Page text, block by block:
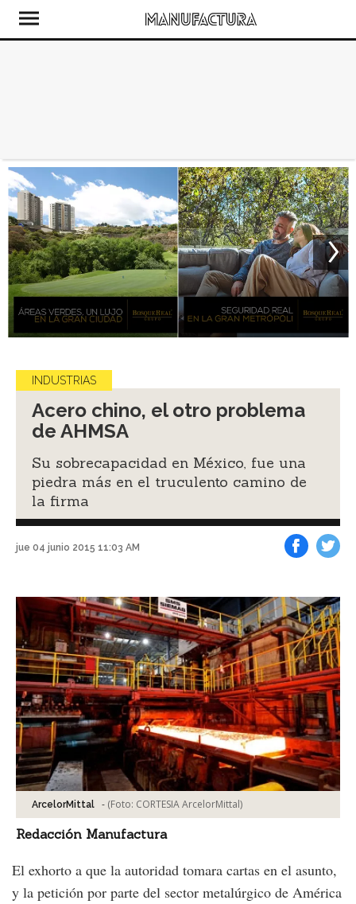
INDUSTRIAS
Acero chino, el otro problema
de AHMSA
Su sobrecapacidad en México, fue una
piedra más en el truculento camino de
la firma
jue 04 junio 2015 11:03 AM
ArcelorMittal - (Foto: CORTESIA ArcelorMittal)
Redacción Manufactura
El exhorto a que la autoridad tomara cartas en el asunto,
y la petición por parte del sector metalúrgico de América